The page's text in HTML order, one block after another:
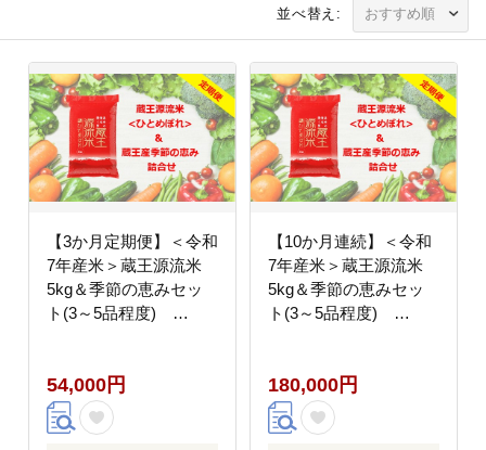
並べ替え:
【3か月定期便】＜令和
7年産米＞蔵王源流米
5kg＆季節の恵みセッ
ト(3～5品程度)
54,000円
【10か月連続】＜令和
7年産米＞蔵王源流米
5kg＆季節の恵みセッ
ト(3～5品程度)
180,000円